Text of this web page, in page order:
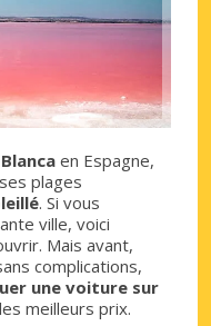
en Espagne,
plages
. Si vous
ville, voici
Mais avant,
complications,
une voiture sur
meilleurs prix.